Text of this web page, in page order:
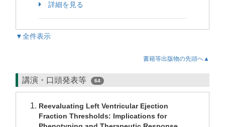
詳細を見る
▼全件表示
書籍等出版物の先頭へ▲
講演・口頭発表等 64
Reevaluating Left Ventricular Ejection
Fraction Thresholds: Implications for